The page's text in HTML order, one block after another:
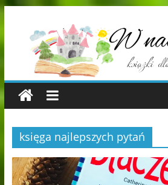
księga najlepszych pytań